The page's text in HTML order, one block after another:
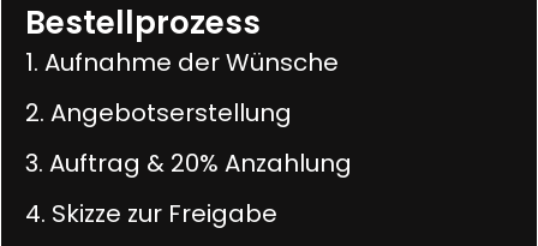
Bestellprozess
1. Aufnahme der Wünsche
2. Angebotserstellung
3. Auftrag & 20% Anzahlung
4. Skizze zur Freigabe